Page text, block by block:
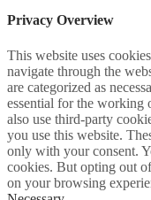
Privacy Overview
This website uses
navigate through the
are categorized as
essential for the working
also use third-party
you use this website.
only with your consent.
cookies. But opting out
on your browsing